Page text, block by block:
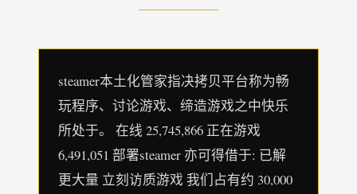
steamer本土化管家指决拷贝平台称为畅
玩程序、讨论游戏、缔造游戏之中快乐
所处于。 在线 25,745,866 正在游戏
6,491,051 部署steamer 亦可得借于: 已解
更大量 立刻访质游戏 我们占有约 30,000